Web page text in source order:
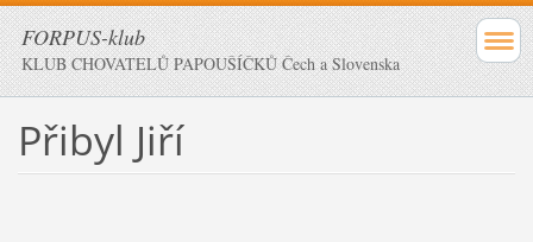
FORPUS-klub
KLUB CHOVATELŮ PAPOUŠÍČKŮ Čech a Slovenska
Přibyl Jiří